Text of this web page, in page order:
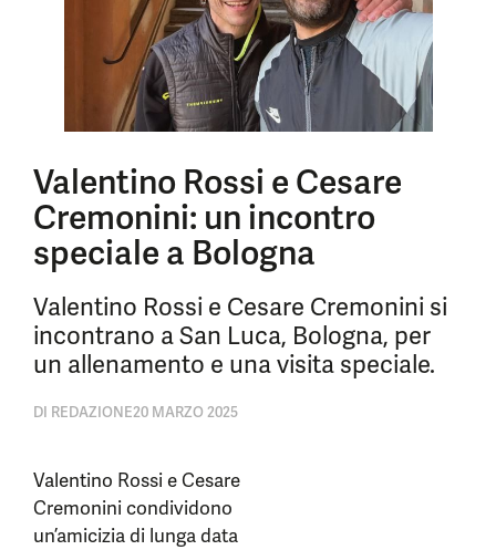
Valentino Rossi e Cesare
Cremonini: un incontro
speciale a Bologna
Valentino Rossi e Cesare Cremonini si
incontrano a San Luca, Bologna, per
un allenamento e una visita speciale.
DI REDAZIONE20 MARZO 2025
Valentino Rossi e Cesare
Cremonini condividono
un’amicizia di lunga data